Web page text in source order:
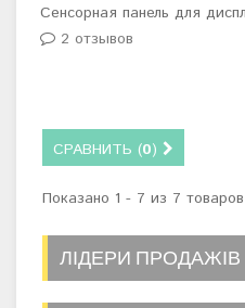
Сенсорная панель для
2 отзывов
СРАВНИТЬ (0)
Показано 1 - 7 из 7 товаров
ЛІДЕРИ ПРОДАЖІВ